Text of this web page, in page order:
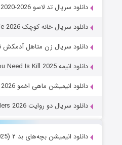
دانلود سریال تد لاسو Ted Lasso 2020-2026
دانلود سریال خانه کوچک Little House on the Prairie 2026
دانلود سریال زن متاهل آدمکش A Bona Fide Killer 2026
دانلود انیمه All You Need Is Kill 2025
دانلود انیمیشن ماهی اخمو The Pout-Pout Fish 2026
دانلود سریال دو روایت His & Hers 2026
دانلود انیمیشن بچه‌های بد ۲ The Bad Guys 2 (2025)